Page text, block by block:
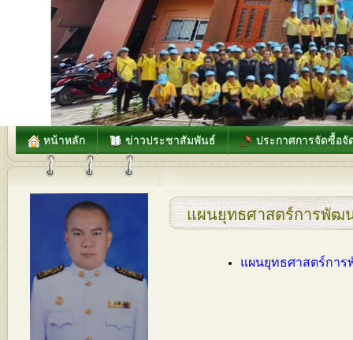
หน้าหลัก ข่าวประชาสัมพันธ์ ประกาศการจัดซื้อจั
แผนยุทธศาสตร์การพัฒน
แผนยุทธศาสตร์การ